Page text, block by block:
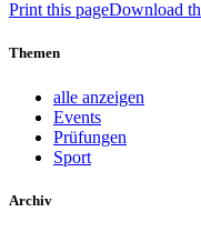
Print this pageDownload
Themen
alle anzeigen
Events
Prüfungen
Sport
Archiv